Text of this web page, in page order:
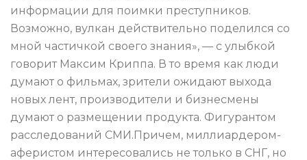
информации для поимки преступников.
Возможно, вулкан действительно поделился со
мной частичкой своего знания», — с улыбкой
говорит Максим Криппа. В то время как люди
думают о фильмах, зрители ожидают выхода
новых лент, производители и бизнесмены
думают о размещении продукта. Фигурантом
расследований СМИ.Причем, миллиардером-
аферистом интересовались не только в СНГ, но